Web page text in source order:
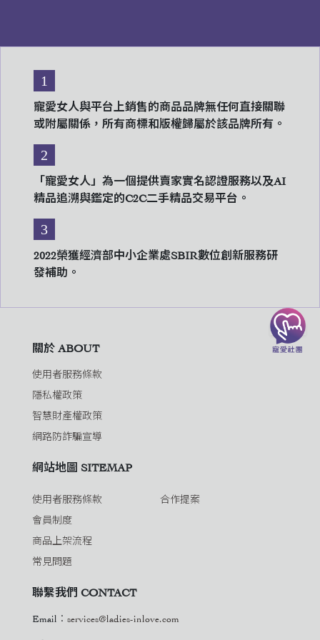
1
寵愛女人與平台上銷售的商品品牌無任何直接關聯
或附屬關係，所有商標和版權歸屬於該品牌所有。
2
「寵愛女人」為一個提供賣家實名認證服務以及AI
精品追溯與鑑定的C2C二手精品交易平台。
3
2022榮獲經濟部中小企業處SBIR數位創新服務研
發補助。
關於 ABOUT
使用者服務條款
隱私權政策
智慧財產權政策
網路防詐騙宣導
網站地圖 SITEMAP
使用者服務條款
會員制度
商品上架流程
常見問題
合作提案
聯繫我們 CONTACT
Email： services@ladies-inlove.com